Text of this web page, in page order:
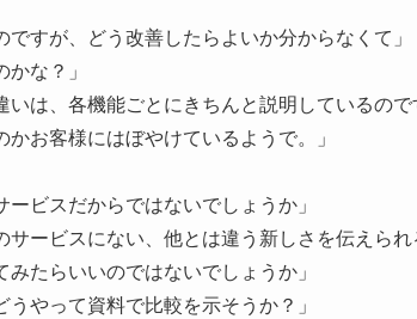
すが、どう改善したらよいか分からなくて」
な？」
いは、各機能ごとにきちんと説明しているの
お客様にはぼやけているようで。」
ビスだからではないでしょうか」
サービスにない、他とは違う新しさを伝えられ
たらいいのではないでしょうか」
やって資料で比較を示そうか？」